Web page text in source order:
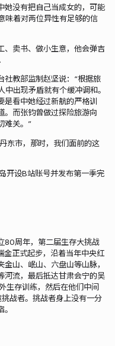
她没有把自己当成女的，可能
味着对两位异性有足够的信
、卖书、做小生意，他会弹吉
社教部监制赵坚说：“根据旅
出现矛盾就有个缓冲调和。
看中她经过新航的严格训
。而张钧曾做过探险旅游向
难关。”
东市，那时，我们面前的这
开设B站账号并发布第一季完
80周年，第二届生存大挑战
金正式起步，沿着当年中央红
山、岷山、六盘山等山脉，
河流，最后抵达甘肃会宁的吴
生存训练，然后在他们中间
战者。挑战者身上没有一分